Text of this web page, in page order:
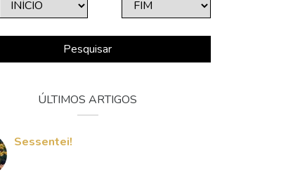
Pesquisar
ÚLTIMOS ARTIGOS
Sessentei!